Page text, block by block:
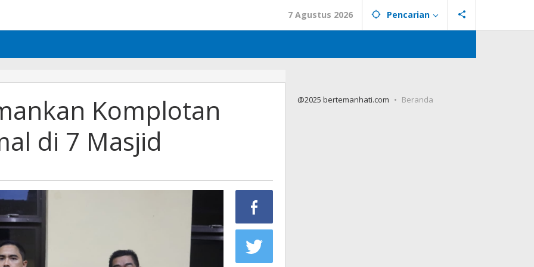
7 Agustus 2026 Pencarian
Komplotan
di 7 Masjid
@2025 bertemanhati.com Beranda